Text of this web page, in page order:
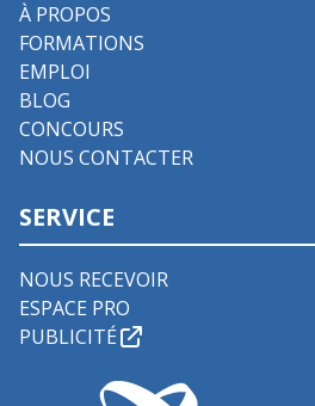
À PROPOS
FORMATIONS
EMPLOI
BLOG
CONCOURS
NOUS CONTACTER
SERVICE
NOUS RECEVOIR
ESPACE PRO
PUBLICITÉ